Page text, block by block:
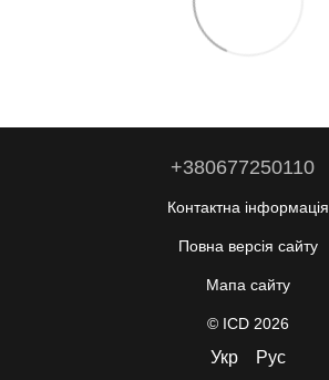
+380677250110
Контактна інформація
Повна версія сайту
Мапа сайту
© ICD 2026
Укр Рус